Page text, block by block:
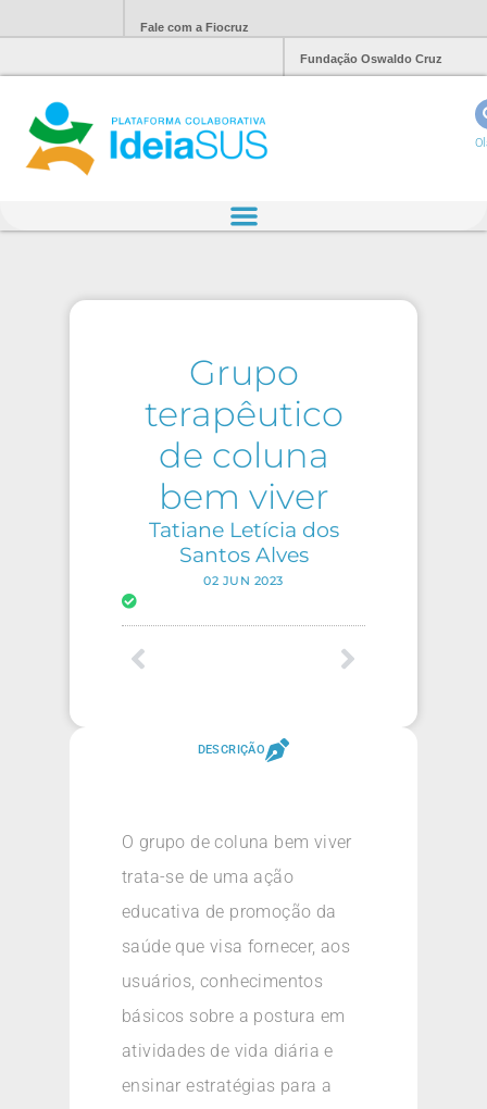
Fale com a Fiocruz
Fundação Oswaldo Cruz
Grupo
terapêutico
de coluna
bem viver
Tatiane Letícia dos
Santos Alves
02 JUN 2023
DESCRIÇÃO
O grupo de coluna bem viver
trata-se de uma ação
educativa de promoção da
saúde que visa fornecer, aos
usuários, conhecimentos
básicos sobre a postura em
atividades de vida diária e
ensinar estratégias para a